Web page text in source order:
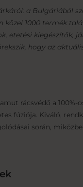
a Bulgáriából
közel 1000 termék
etetési kiegészítők,
hogy az
rácsvédő a
fúziója. Kiváló,
során,